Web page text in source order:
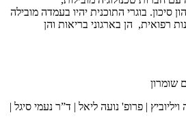
סיכון. בוגרי התוכנית יהיו בעמדה מובילה
רפואית, הן בארגוני בריאות והן
שומרון
| פרופ' נועה ליאל | ד”ר נעמי סיגל |